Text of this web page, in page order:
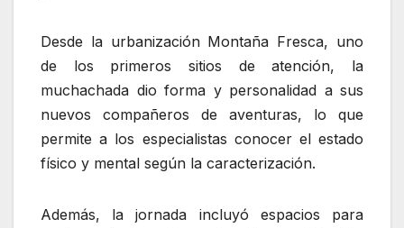
‎Desde la urbanización Montaña Fresca, uno
de los primeros sitios de atención, la
muchachada dio forma y personalidad a sus
nuevos compañeros de aventuras, lo que
permite a los especialistas conocer el estado
físico y mental según la caracterización.
‎Además, la jornada incluyó espacios para